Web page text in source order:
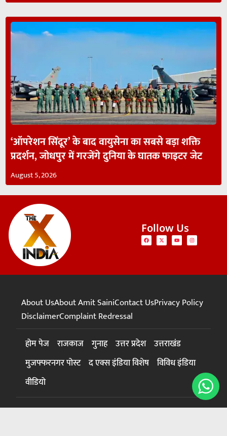
‘ऑपरेशन सिंदूर’ के बाद वायुसेना का सबसे बड़ा शक्ति
प्रदर्शन, जोधपुर में गरजेंगे दुनिया के घातक फाइटर जेट
August 5, 2026
Follow Us
About UsAbout Amit SainiContact UsPrivacy Policy
DisclaimerComplaint Redressal
होम पेज राजकाज गुनाह उत्तर प्रदेश उत्तराखंड
मुजफ्फरनगर पोस्ट द एक्स इंडिया विशेष विविध इंडिया
वीडियो